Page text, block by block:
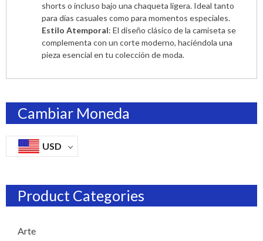
shorts o incluso bajo una chaqueta ligera. Ideal tanto
para días casuales como para momentos especiales.
Estilo Atemporal: El diseño clásico de la camiseta se
complementa con un corte moderno, haciéndola una
pieza esencial en tu colección de moda.
Cambiar Moneda
USD
Product Categories
Arte